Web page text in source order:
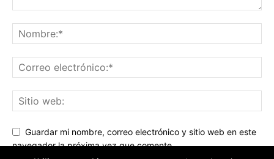
Guardar mi nombre, correo electrónico y sitio web en este
navegador la próxima vez que comente.